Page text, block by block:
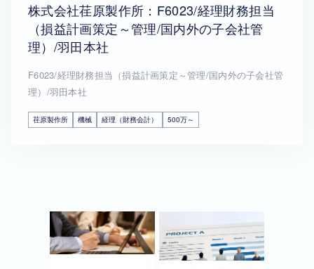
株式会社荏原製作所：F6023/経理財務担当
（損益計画策定～管理/国内外の子会社管
理）/羽田本社
F6023/経理財務担当（損益計画策定～管理/国内外の子会社管
理）/羽田本社
荏原製作所 機械 経理（財務会計） 500万～